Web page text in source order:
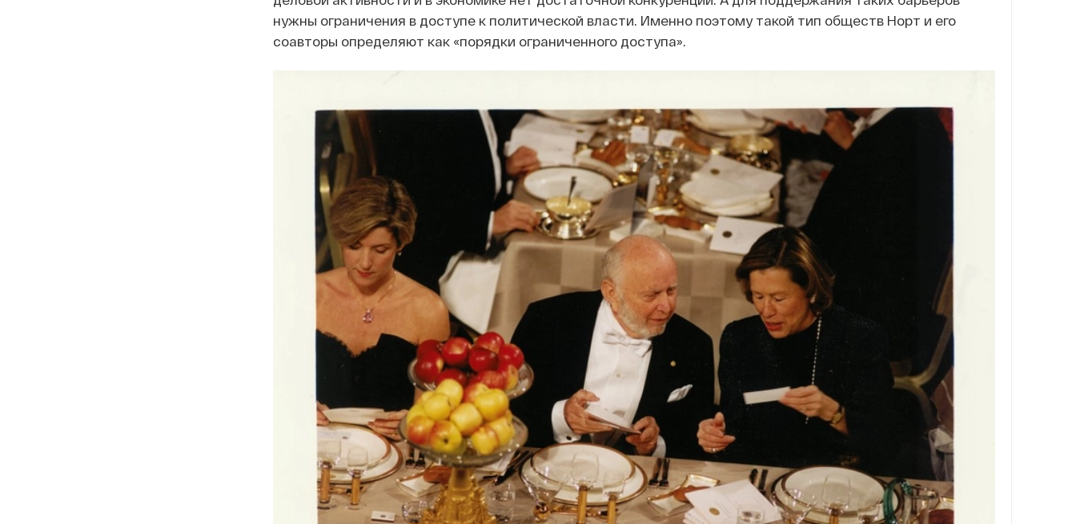
нужны ограничения в доступе к политической власти. Именно поэтому такой тип обществ Норт и его
соавторы определяют как «порядки ограниченного доступа».